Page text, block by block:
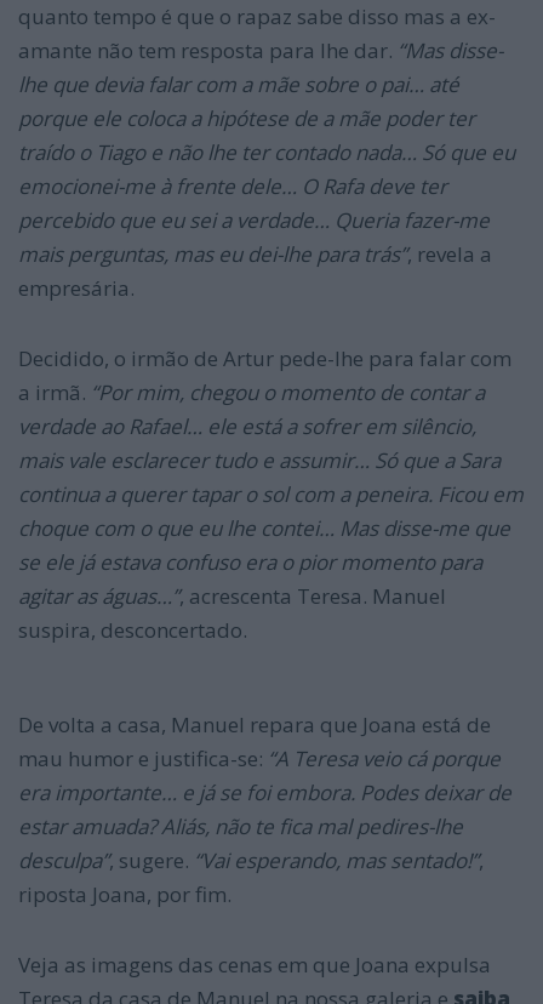
quanto tempo é que o rapaz sabe disso mas a ex-
amante não tem resposta para lhe dar. “Mas disse-
lhe que devia falar com a mãe sobre o pai… até
porque ele coloca a hipótese de a mãe poder ter
traído o Tiago e não lhe ter contado nada… Só que eu
emocionei-me à frente dele… O Rafa deve ter
percebido que eu sei a verdade… Queria fazer-me
mais perguntas, mas eu dei-lhe para trás”, revela a
empresária.
Decidido, o irmão de Artur pede-lhe para falar com
a irmã. “Por mim, chegou o momento de contar a
verdade ao Rafael… ele está a sofrer em silêncio,
mais vale esclarecer tudo e assumir… Só que a Sara
continua a querer tapar o sol com a peneira. Ficou em
choque com o que eu lhe contei… Mas disse-me que
se ele já estava confuso era o pior momento para
agitar as águas…”, acrescenta Teresa. Manuel
suspira, desconcertado.
De volta a casa, Manuel repara que Joana está de
mau humor e justifica-se: “A Teresa veio cá porque
era importante… e já se foi embora. Podes deixar de
estar amuada? Aliás, não te fica mal pedires-lhe
desculpa”, sugere. “Vai esperando, mas sentado!”,
riposta Joana, por fim.
Veja as imagens das cenas em que Joana expulsa